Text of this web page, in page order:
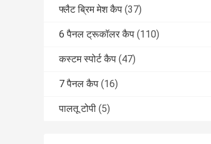
फ्लैट ब्रिम मेश कैप (37)
6 पैनल ट्रूकॉलर कैप (110)
कस्टम स्पोर्ट कैप (47)
7 पैनल कैप (16)
पालतू टोपी (5)